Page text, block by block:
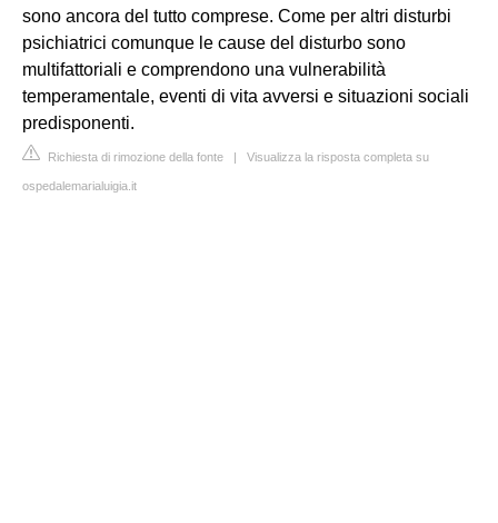
sono ancora del tutto comprese. Come per altri disturbi
psichiatrici comunque le cause del disturbo sono
multifattoriali e comprendono una vulnerabilità
temperamentale, eventi di vita avversi e situazioni sociali
predisponenti.
Richiesta di rimozione della fonte | Visualizza la risposta completa su
ospedalemarialuigia.it